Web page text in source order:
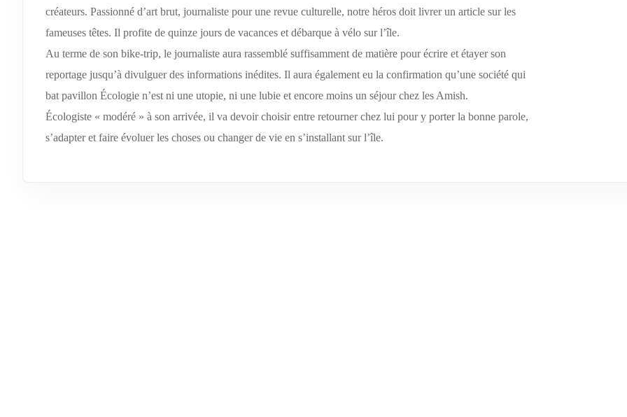
créateurs. Passionné d’art brut, journaliste pour une revue culturelle, notre héros doit livrer un article sur les
fameuses têtes. Il profite de quinze jours de vacances et débarque à vélo sur l’île.
Au terme de son bike-trip, le journaliste aura rassemblé suffisamment de matière pour écrire et étayer son
reportage jusqu’à divulguer des informations inédites. Il aura également eu la confirmation qu’une société qui
bat pavillon Écologie n’est ni une utopie, ni une lubie et encore moins un séjour chez les Amish.
Écologiste « modéré » à son arrivée, il va devoir choisir entre retourner chez lui pour y porter la bonne parole,
s’adapter et faire évoluer les choses ou changer de vie en s’installant sur l’île.